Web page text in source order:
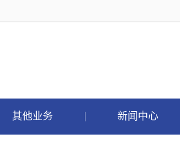
其他业务 新闻中心